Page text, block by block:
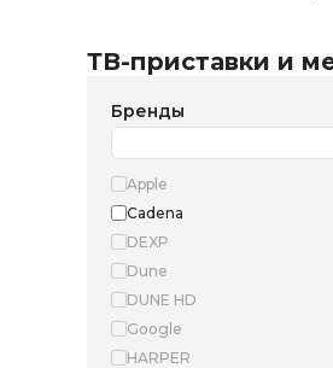
ТВ-приставки и
Бренды
Apple
Cadena
DEXP
Dune
DUNE HD
Google
HARPER